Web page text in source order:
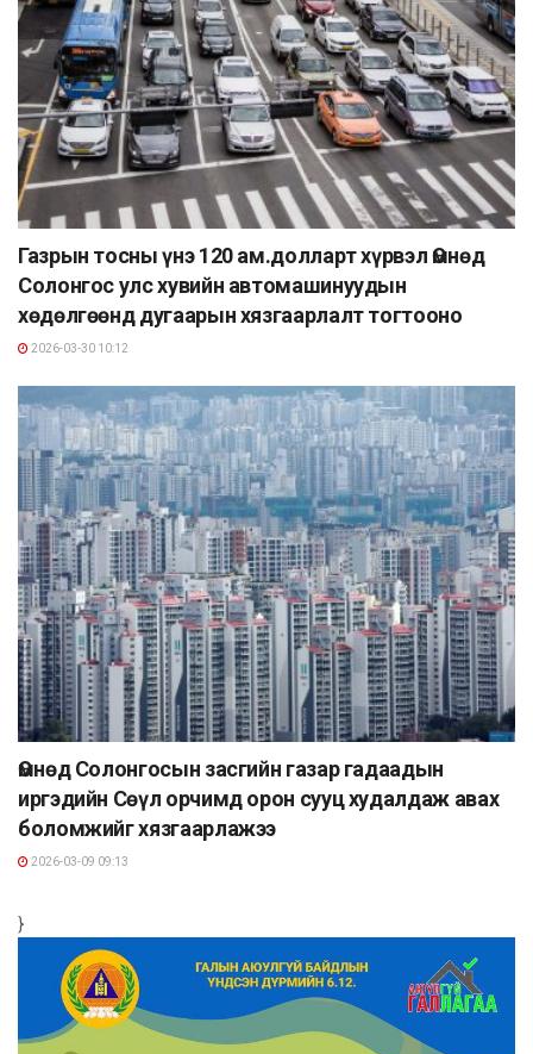
Газрын тосны үнэ 120 ам.долларт хүрвэл Өмнөд
Солонгос улс хувийн автомашинуудын
хөдөлгөөнд дугаарын хязгаарлалт тогтооно
2026-03-30 10:12
Өмнөд Солонгосын засгийн газар гадаадын
иргэдийн Сөүл орчимд орон сууц худалдаж авах
боломжийг хязгаарлажээ
2026-03-09 09:13
}